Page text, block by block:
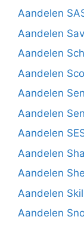
Aandelen
Aandelen
Aandelen
Aandelen
Aandelen
Aandelen
Aandelen
Aandelen
Aandelen
Aandelen
Aandelen